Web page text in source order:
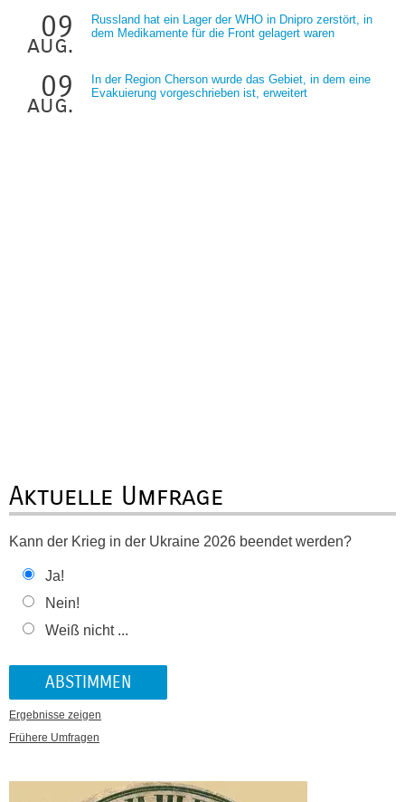
09
aug.
Russland hat ein Lager der WHO in Dnipro zerstört, in
dem Medikamente für die Front gelagert waren
09
aug.
In der Region Cherson wurde das Gebiet, in dem eine
Evakuierung vorgeschrieben ist, erweitert
Aktuelle Umfrage
Kann der Krieg in der Ukraine 2026 beendet werden?
Ja!
Nein!
Weiß nicht ...
Ergebnisse zeigen
Frühere Umfragen